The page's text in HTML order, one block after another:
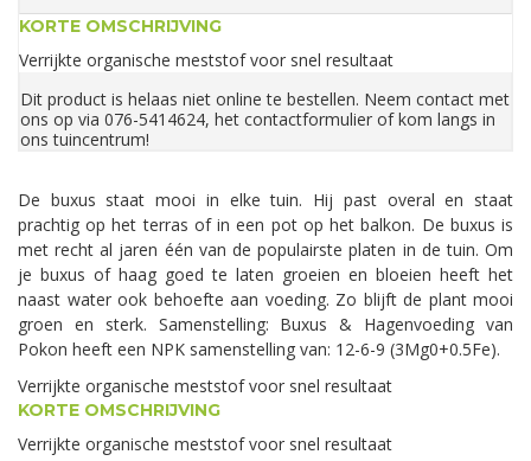
KORTE OMSCHRIJVING
Verrijkte organische meststof voor snel resultaat
Dit product is helaas niet online te bestellen. Neem contact met
ons op via 076-5414624, het contactformulier of kom langs in
ons tuincentrum!
De buxus staat mooi in elke tuin. Hij past overal en staat
prachtig op het terras of in een pot op het balkon. De buxus is
met recht al jaren één van de populairste platen in de tuin. Om
je buxus of haag goed te laten groeien en bloeien heeft het
naast water ook behoefte aan voeding. Zo blijft de plant mooi
groen en sterk. Samenstelling: Buxus & Hagenvoeding van
Pokon heeft een NPK samenstelling van: 12-6-9 (3Mg0+0.5Fe).
Verrijkte organische meststof voor snel resultaat
KORTE OMSCHRIJVING
Verrijkte organische meststof voor snel resultaat